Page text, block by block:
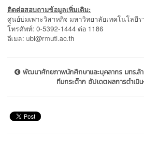
ติดต่อสอบถามข้อมูลเพิ่มเติม:
ศูนย์บ่มเพาะวิสาหกิจ มหาวิทยาลัยเทคโนโลยี
โทรศัพท์: 0-5392-1444 ต่อ 1186
อีเมล: ubi@rmutl.ac.th
พัฒนาศักยภาพนักศึกษาและบุคลากร มทร.ล้า
ทีมกระต๊าก อัปเดตผลการดำเนิ